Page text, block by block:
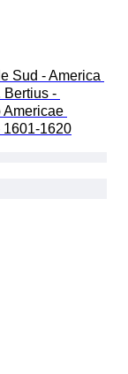
Sud - America
Bertius -
Americae
1601-1620